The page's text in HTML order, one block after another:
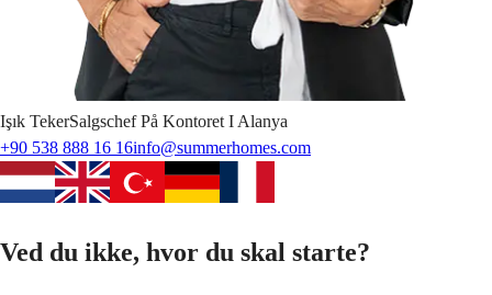
Işık TekerSalgschef På Kontoret I Alanya
+90 538 888 16 16info@summerhomes.com
Ved du ikke, hvor du skal starte?